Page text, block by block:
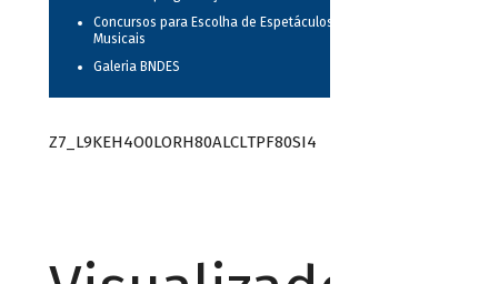
Concursos para Escolha de Espetáculos
Musicais
Galeria BNDES
Z7_L9KEH4O0LORH80ALCLTPF80SI4